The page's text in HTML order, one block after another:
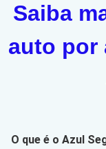
Saiba
auto por
O que é o Azul